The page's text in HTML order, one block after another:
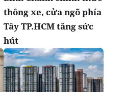
thông xe, cửa ngõ phía
Tây TP.HCM tăng sức
hút